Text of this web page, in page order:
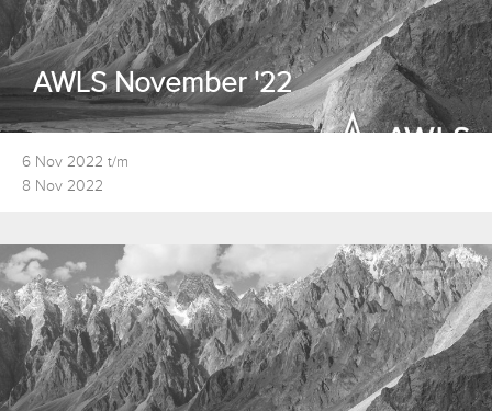
AWLS November '22
6 Nov 2022 t/m
8 Nov 2022